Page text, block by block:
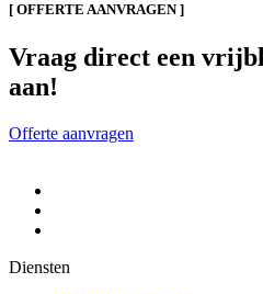
[ OFFERTE AANVRAGEN ]
Vraag direct een
aan!
Offerte aanvragen
Diensten